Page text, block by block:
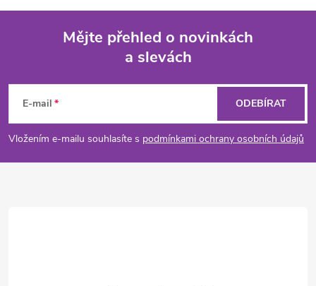
p
a
Mějte přehled o novinkách
a slevách
E-mail
Vložením e-mailu souhlasíte s podmínkami ochrany osobních údajů
ODEBÍRAT